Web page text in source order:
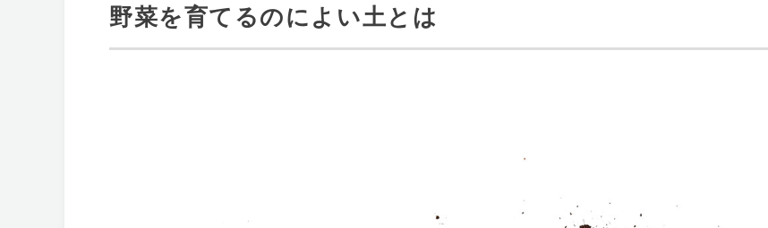
野菜を育てるのによい土とは